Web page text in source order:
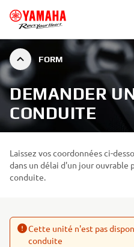
FORM
DEMANDER
CONDUITE
Laissez vos coordonnées ci-
dans un délai d'un jour ouvrable
conduite.
Cette unité n'est pas
conduite